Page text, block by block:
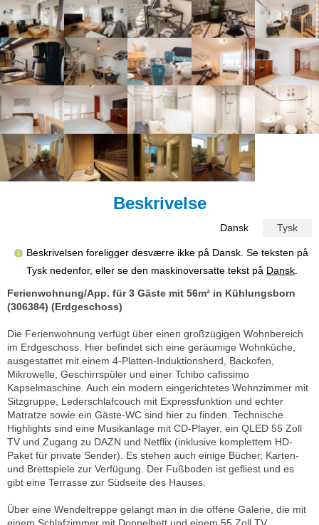
Beskrivelse
Dansk Tysk
Beskrivelsen foreligger desværre ikke på Dansk. Se teksten på
Tysk nedenfor, eller se den maskinoversatte tekst på Dansk
Ferienwohnung/App. für 3 Gäste mit 56m² in Kühlungsborn
(306384) (Erdgeschoss)
Die Ferienwohnung verfügt über einen großzügigen Wohnbereich
im Erdgeschoss. Hier befindet sich eine geräumige Wohnküche,
ausgestattet mit einem 4-Platten-Induktionsherd, Backofen,
Mikrowelle, Geschirrspüler und einer Tchibo cafissimo
Kapselmaschine. Auch ein modern eingerichtetes Wohnzimmer mit
Sitzgruppe, Lederschlafcouch mit Expressfunktion und echter
Matratze sowie ein Gäste-WC sind hier zu finden. Technische
Highlights sind eine Musikanlage mit CD-Player, ein QLED 55 Zoll
TV und Zugang zu DAZN und Netflix (inklusive komplettem HD-
Paket für private Sender). Es stehen auch einige Bücher, Karten-
und Brettspiele zur Verfügung. Der Fußboden ist gefliest und es
gibt eine Terrasse zur Südseite des Hauses.
Über eine Wendeltreppe gelangt man in die offene Galerie, die mit